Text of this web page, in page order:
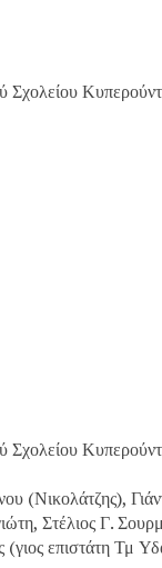
Σχολείου
(Νικολάτζης),
Στέλιος Γ.
(γιος επιστάτη